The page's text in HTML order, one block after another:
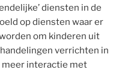
diensten in de
op diensten waar er
om kinderen uit
verrichten in
meer interactie met